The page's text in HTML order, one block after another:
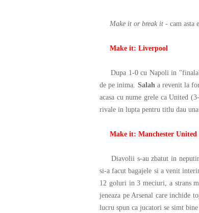
Make it or break it - cam asta
Make it: Liverpool
Dupa 1-0 cu Napoli in
de pe inima. Salah a revenit la
acasa cu nume grele ca United
rivale in lupta pentru titlu dau
Make it: Manchester United
Diavolii s-au zbatut in
si-a facut bagajele si a venit
12 goluri in 3 meciuri, a strans
jeneaza pe Arsenal care inchide
lucru spun ca jucatori se simt